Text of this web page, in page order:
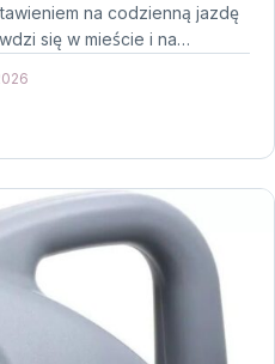
na codzienną jazdę
się w mieście i na…